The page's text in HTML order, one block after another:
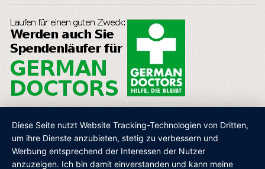
AGB IMPRESSUM DATENSCHUTZ
Diese Seite nutzt Website Tracking-Technologien von Dritten,
um ihre Dienste anzubieten, stetig zu verbessern und
Werbung entsprechend der Interessen der Nutzer
anzuzeigen. Ich bin damit einverstanden und kann meine